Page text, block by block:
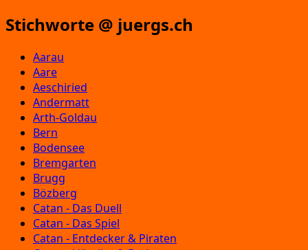
Stichworte @ juergs.ch
Aarau
Aare
Aeschiried
Andermatt
Arth-Goldau
Bern
Bodensee
Bremgarten
Brugg
Bözberg
Catan - Das Duell
Catan - Das Spiel
Catan - Entdecker & Piraten